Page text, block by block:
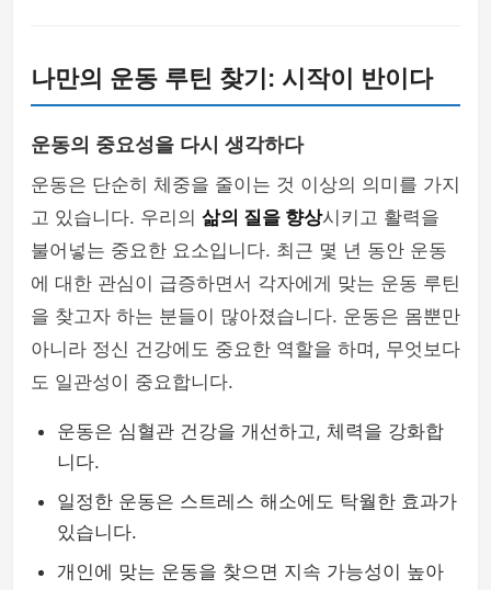
나만의 운동 루틴 찾기: 시작이 반이다
운동의 중요성을 다시 생각하다
운동은 단순히 체중을 줄이는 것 이상의 의미를 가지
고 있습니다. 우리의 삶의 질을 향상시키고 활력을
불어넣는 중요한 요소입니다. 최근 몇 년 동안 운동
에 대한 관심이 급증하면서 각자에게 맞는 운동 루틴
을 찾고자 하는 분들이 많아졌습니다. 운동은 몸뿐만
아니라 정신 건강에도 중요한 역할을 하며, 무엇보다
도 일관성이 중요합니다.
운동은 심혈관 건강을 개선하고, 체력을 강화합
니다.
일정한 운동은 스트레스 해소에도 탁월한 효과가
있습니다.
개인에 맞는 운동을 찾으면 지속 가능성이 높아